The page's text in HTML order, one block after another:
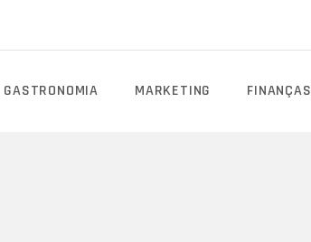
GASTRONOMIA MARKETING FINANÇAS